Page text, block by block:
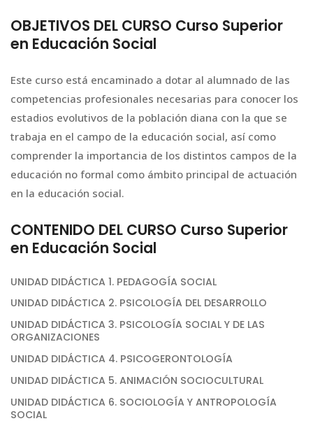
OBJETIVOS DEL CURSO Curso Superior
en Educación Social
Este curso está encaminado a dotar al alumnado de las
competencias profesionales necesarias para conocer los
estadios evolutivos de la población diana con la que se
trabaja en el campo de la educación social, así como
comprender la importancia de los distintos campos de la
educación no formal como ámbito principal de actuación
en la educación social.
CONTENIDO DEL CURSO Curso Superior
en Educación Social
UNIDAD DIDÁCTICA 1. PEDAGOGÍA SOCIAL
UNIDAD DIDÁCTICA 2. PSICOLOGÍA DEL DESARROLLO
UNIDAD DIDÁCTICA 3. PSICOLOGÍA SOCIAL Y DE LAS
ORGANIZACIONES
UNIDAD DIDÁCTICA 4. PSICOGERONTOLOGÍA
UNIDAD DIDÁCTICA 5. ANIMACIÓN SOCIOCULTURAL
UNIDAD DIDÁCTICA 6. SOCIOLOGÍA Y ANTROPOLOGÍA
SOCIAL